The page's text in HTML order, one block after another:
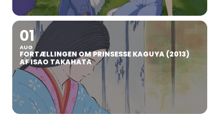
01
AUG
FORTÆLLINGEN OM PRINSESSE KAGUYA (2013)
AF ISAO TAKAHATA